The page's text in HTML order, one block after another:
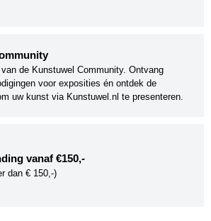
de Kunstuwel Community. Ontvang
voor exposities én ontdek de
uw kunst via Kunstuwel.nl te presenteren.
vanaf €150,-
dan € 150,-)